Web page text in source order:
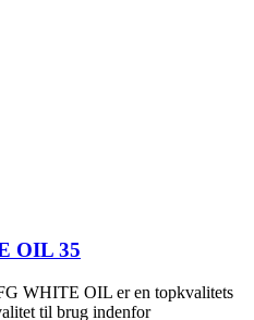
OIL 35
WHITE OIL er en topkvalitets
til brug indenfor